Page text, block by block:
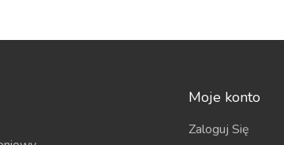
Moje konto
Zaloguj Się